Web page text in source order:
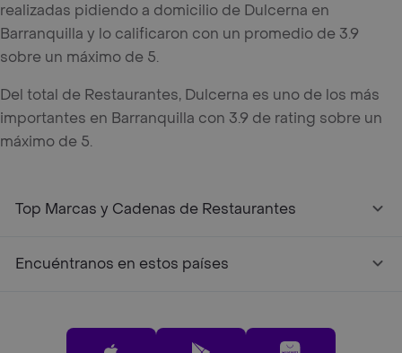
realizadas pidiendo a domicilio de Dulcerna en
Barranquilla y lo calificaron con un promedio de 3.9
sobre un máximo de 5.
Del total de Restaurantes, Dulcerna es uno de los más
importantes en Barranquilla con 3.9 de rating sobre un
máximo de 5.
Top Marcas y Cadenas de Restaurantes
Encuéntranos en estos países